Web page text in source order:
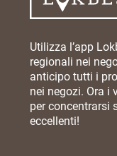
Utilizza l’app
regionali nei
anticipo tutti i
nei negozi. Ora i
per concentrarsi
eccellenti!